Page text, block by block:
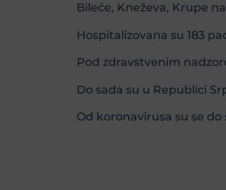
Bileće, Kneževa, Krupe
Hospitalizovana su 183
Pod zdravstvenim
Do sada su u Republici
Od koronavirusa su se do